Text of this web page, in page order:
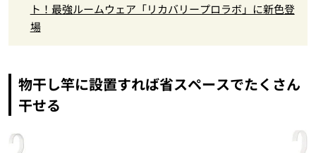
ト！最強ルームウェア「リカバリープロラボ」に新色登
場
物干し竿に設置すれば省スペースでたくさん
干せる